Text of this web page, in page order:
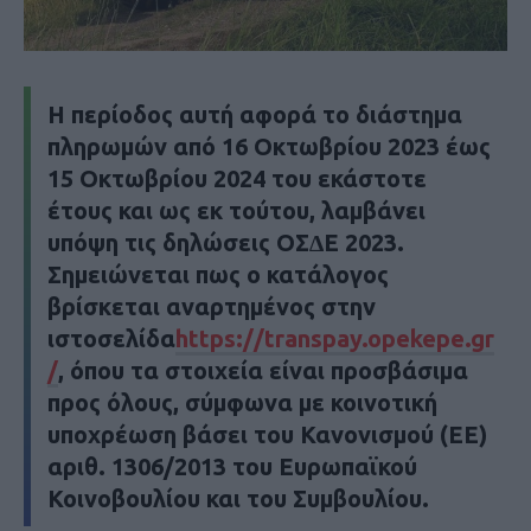
Η περίοδος αυτή αφορά το διάστηµα
πληρωµών από 16 Οκτωβρίου 2023 έως
15 Οκτωβρίου 2024 του εκάστοτε
έτους και ως εκ τούτου, λαµβάνει
υπόψη τις δηλώσεις ΟΣ∆Ε 2023.
Σηµειώνεται πως ο κατάλογος
βρίσκεται αναρτηµένος στην
ιστοσελίδαhttps://transpay.opekepe.gr
/, όπου τα στοιχεία είναι προσβάσιµα
προς όλους, σύµφωνα µε κοινοτική
υποχρέωση βάσει του Κανονισµού (EE)
αριθ. 1306/2013 του Ευρωπαϊκού
Κοινοβουλίου και του Συµβουλίου.